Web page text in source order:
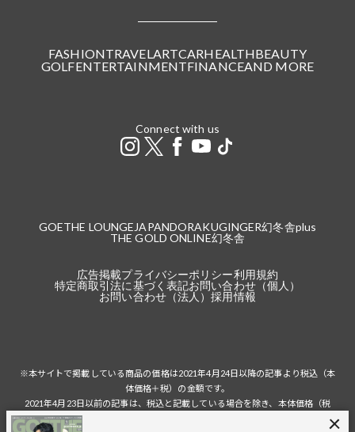
FASHIONTRAVELARTCARHEALTHBEAUTY
GOLFENTERTAINMENTFINANCEAND MORE
Connect with us
GOETHE LOUNGE JAPANDORAKUGINGER幻冬舎plus
THE GOLD ONLINE幻冬舎
広告掲載プライバシーポリシー利用規約
特定商取引法に基づく表記お問い合わせ（個人）
お問い合わせ（法人）採用情報
※本サイトで掲載している商品の価格は2021年4月24日以降の記事より税込（本
体価格＋税）の金額です。
2021年4月23日以前の記事は、税込と記載している場合を除き、本体価格（税